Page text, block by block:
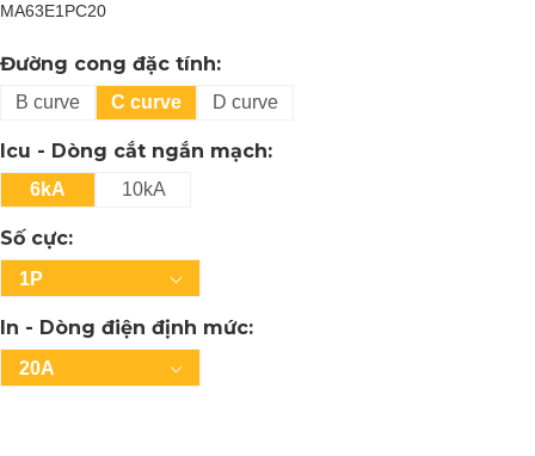
MA63E1PC20
Đường cong đặc tính:
B curve C curve D curve
Icu - Dòng cắt ngắn mạch:
6kA 10kA
Số cực:
1P
In - Dòng điện định mức:
20A